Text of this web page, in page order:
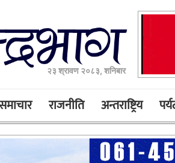
२३ श्रावण २०८३, शनिबार
राजनीति अन्तराष्ट्रिय